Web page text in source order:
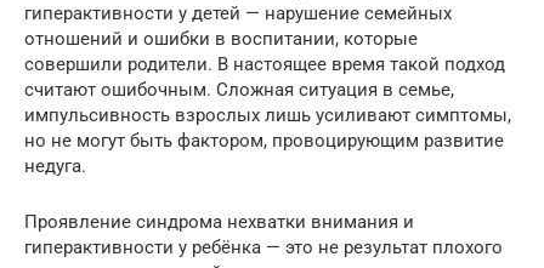
гиперактивности у детей — нарушение семейных
отношений и ошибки в воспитании, которые
совершили родители. В настоящее время такой подход
считают ошибочным. Сложная ситуация в семье,
импульсивность взрослых лишь усиливают симптомы,
но не могут быть фактором, провоцирующим развитие
недуга.
Проявление синдрома нехватки внимания и
гиперактивности у ребёнка — это не результат плохого